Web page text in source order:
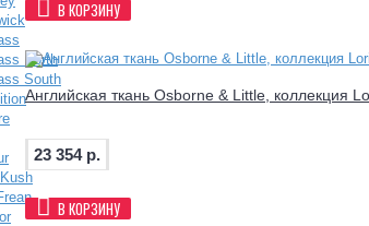
North
South
В КОРЗИНУ
Английская ткань Osborne & Little, коллекция
23 354 р.
В КОРЗИНУ